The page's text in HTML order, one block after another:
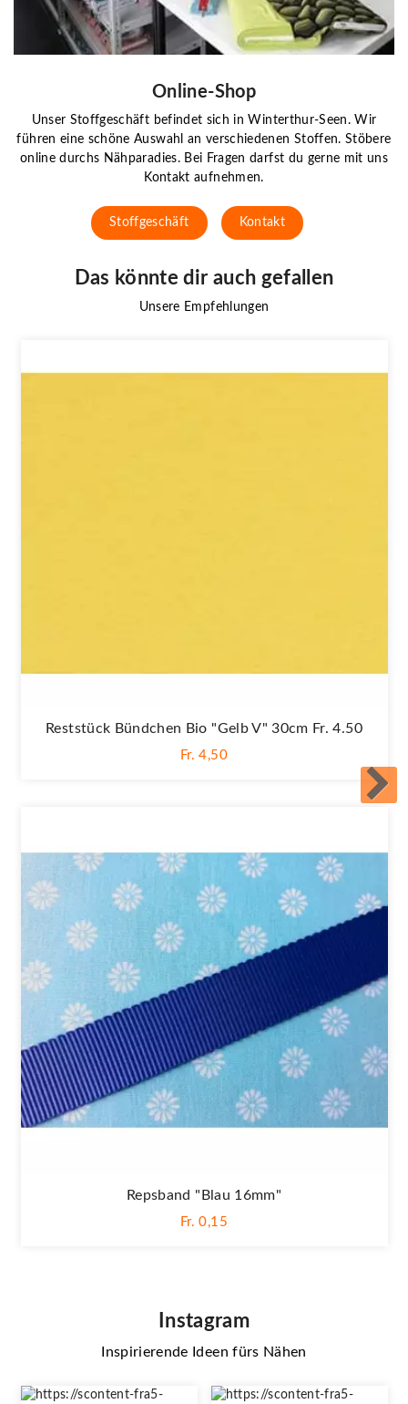
Online-Shop
Unser Stoffgeschäft befindet sich in Winterthur-Seen. Wir
führen eine schöne Auswahl an verschiedenen Stoffen. Stöbere
online durchs Nähparadies. Bei Fragen darfst du gerne mit uns
Kontakt aufnehmen.
Stoffgeschäft Kontakt
Das könnte dir auch gefallen
Unsere Empfehlungen
Reststück Bündchen Bio "gelb V" 30cm Fr. 4.50
Fr. 4,50
Repsband "Blau 16mm"
Fr. 0,15
Instagram
Inspirierende Ideen fürs Nähen